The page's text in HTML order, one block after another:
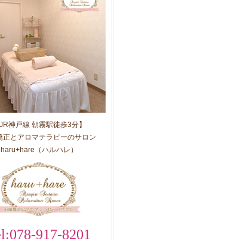
JR神戸線 朝霧駅徒歩3分】
正とアロマテラピーのサロン
haru+hare（ハルハレ）
917-8201